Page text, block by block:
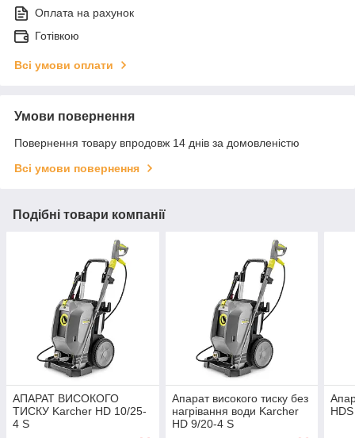
Оплата на рахунок
Готівкою
Всі умови оплати
Умови повернення
Повернення товару впродовж 14 днів за домовленістю
Всі умови повернення
Подібні товари компанії
АПАРАТ ВИСОКОГО
ТИСКУ Karcher HD 10/25-
4 S
Апарат високого тиску без
нагрівання води Karcher
HD 9/20-4 S